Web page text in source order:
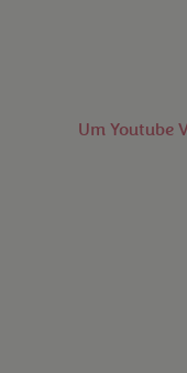
Um Youtube